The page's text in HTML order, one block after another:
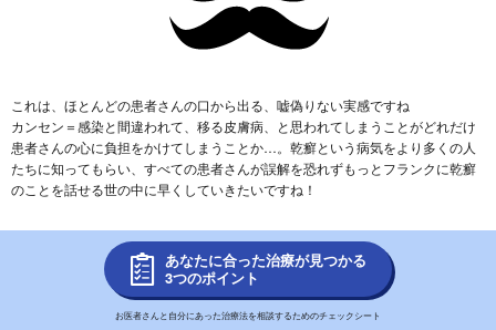
これは、ほとんどの患者さんの口から出る、嘘偽りない実感ですね
カンセン＝感染と間違われて、移る皮膚病、と思われてしまうことがどれだけ
患者さんの心に負担をかけてしまうことか…。乾癬という病気をより多くの人
たちに知ってもらい、すべての患者さんが誤解を恐れずもっとフランクに乾癬
のことを話せる世の中に早くしていきたいですね！
あなたに合った治療が見つかる
3つのポイント
お医者さんと自分にあった治療法を相談するためのチェックシート